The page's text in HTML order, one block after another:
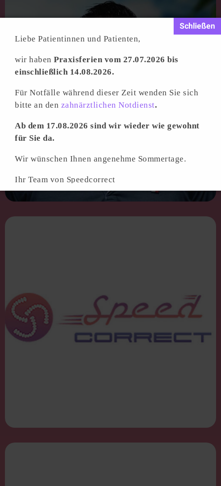
Liebe Patientinnen und Patienten,
wir haben Praxisferien vom 27.07.2026 bis
einschließlich 14.08.2026.
Für Notfälle während dieser Zeit wenden Sie sich
bitte an den zahnärztlichen Notdienst.
Ab dem 17.08.2026 sind wir wieder wie gewohnt
für Sie da.
Wir wünschen Ihnen angenehme Sommertage.
Ihr Team von Speedcorrect